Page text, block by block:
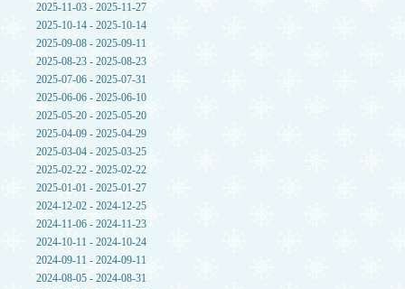
2025-11-03 - 2025-11-27
2025-10-14 - 2025-10-14
2025-09-08 - 2025-09-11
2025-08-23 - 2025-08-23
2025-07-06 - 2025-07-31
2025-06-06 - 2025-06-10
2025-05-20 - 2025-05-20
2025-04-09 - 2025-04-29
2025-03-04 - 2025-03-25
2025-02-22 - 2025-02-22
2025-01-01 - 2025-01-27
2024-12-02 - 2024-12-25
2024-11-06 - 2024-11-23
2024-10-11 - 2024-10-24
2024-09-11 - 2024-09-11
2024-08-05 - 2024-08-31